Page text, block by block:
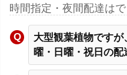
時間指定・夜間配達は
大型観葉植物です
曜・日曜・祝日の配